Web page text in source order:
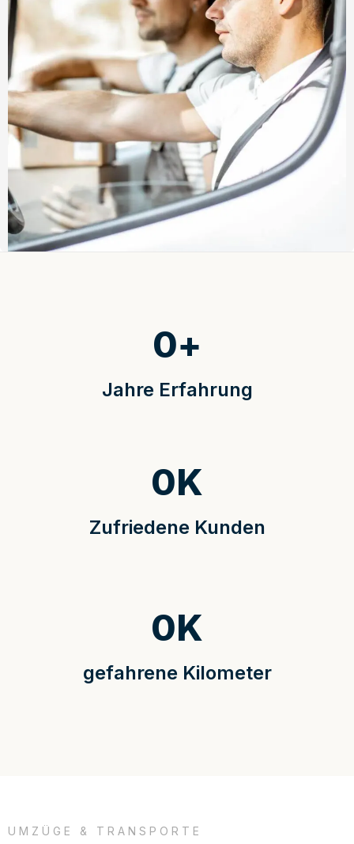
Jahre Erfahrung
0+
Zufriedene Kunden
0K
gefahrene Kilometer
0K
UMZÜGE & TRANSPORTE